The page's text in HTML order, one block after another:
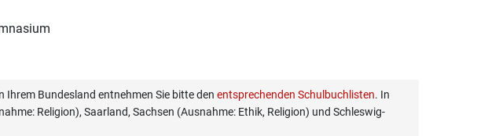
Bundesland entnehmen Sie bitte den entsprechenden Schulbuchlisten. In
Religion), Saarland, Sachsen (Ausnahme: Ethik, Religion) und Schleswig-